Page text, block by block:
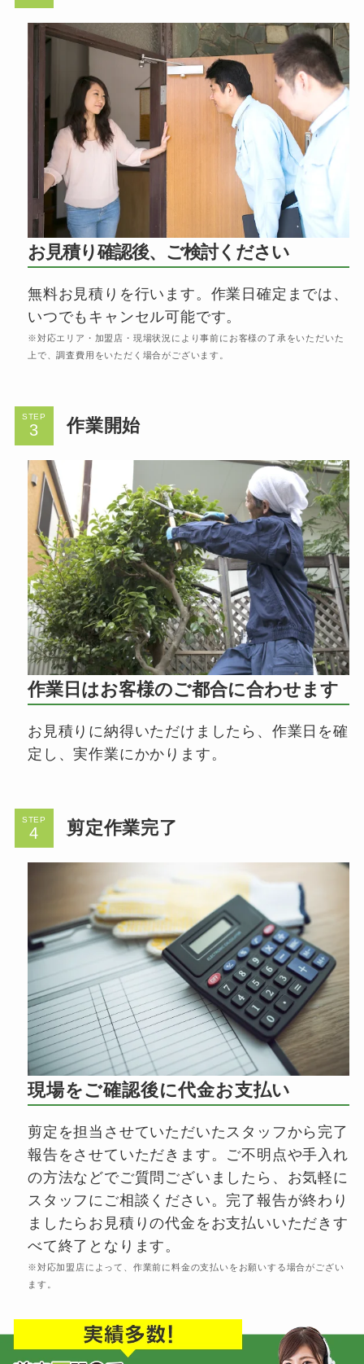
お見積り確認後、ご検討ください
無料お見積りを行います。作業日確定までは、
いつでもキャンセル可能です。
※対応エリア・加盟店・現場状況により事前にお客様の了承をいただいた
上で、調査費用をいただく場合がございます。
STEP 作業開始
作業日はお客様のご都合に合わせます
お見積りに納得いただけましたら、作業日を確
定し、実作業にかかります。
STEP 剪定作業完了
現場をご確認後に代金お支払い
剪定を担当させていただいたスタッフから完了
報告をさせていただきます。ご不明点や手入れ
の方法などでご質問ございましたら、お気軽に
スタッフにご相談ください。完了報告が終わり
ましたらお見積りの代金をお支払いいただきす
べて終了となります。
※対応加盟店によって、作業前に料金の支払いをお願いする場合がござい
ます。